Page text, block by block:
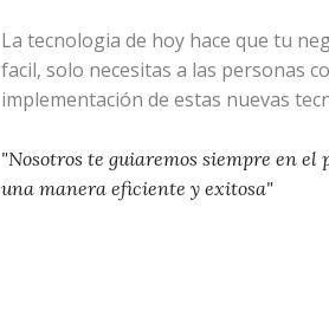
La tecnologia de hoy hace que tu
facil, solo necesitas a las personas
implementación de estas nuevas
"Nosotros te guiaremos siempre en el
una manera eficiente y exitosa"